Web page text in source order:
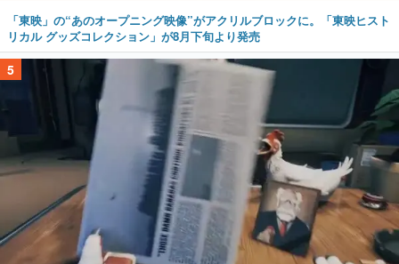
「東映」の“あのオープニング映像”がアクリルブロックに。「東映ヒスト
リカル グッズコレクション」が8月下旬より発売
5